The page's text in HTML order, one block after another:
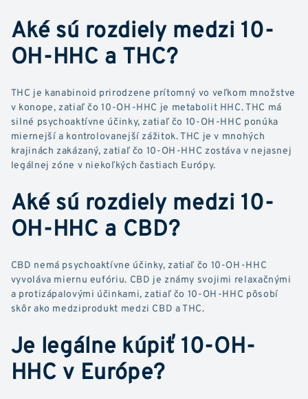
Aké sú rozdiely medzi 10-
OH-HHC a THC?
THC je kanabinoid prirodzene prítomný vo veľkom množstve
v konope, zatiaľ čo 10-OH-HHC je metabolit HHC. THC má
silné psychoaktívne účinky, zatiaľ čo 10-OH-HHC ponúka
miernejší a kontrolovanejší zážitok. THC je v mnohých
krajinách zakázaný, zatiaľ čo 10-OH-HHC zostáva v nejasnej
legálnej zóne v niekoľkých častiach Európy.
Aké sú rozdiely medzi 10-
OH-HHC a CBD?
CBD nemá psychoaktívne účinky, zatiaľ čo 10-OH-HHC
vyvoláva miernu eufóriu. CBD je známy svojimi relaxačnými
a protizápalovými účinkami, zatiaľ čo 10-OH-HHC pôsobí
skôr ako medziprodukt medzi CBD a THC.
Je legálne kúpiť 10-OH-
HHC v Európe?